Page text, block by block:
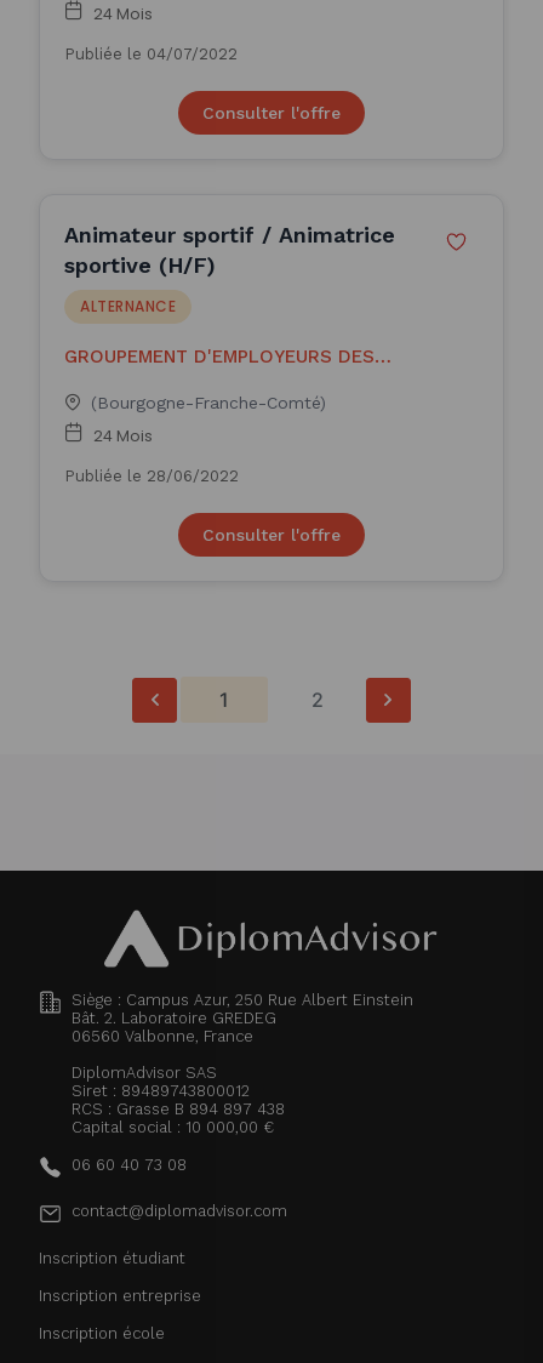
24 Mois
Publiée le 04/07/2022
Consulter l'offre
Animateur sportif / Animatrice
sportive (H/F)
ALTERNANCE
GROUPEMENT D'EMPLOYEURS DES
(Bourgogne-Franche-Comté)
24 Mois
Publiée le 28/06/2022
Consulter l'offre
1 2
Siège : Campus Azur, 250 Rue Albert Einstein
Bât. 2. Laboratoire GREDEG
06560 Valbonne, France
DiplomAdvisor SAS
Siret : 89489743800012
RCS : Grasse B 894 897 438
Capital social : 10 000,00 €
06 60 40 73 08
contact@diplomadvisor.com
Inscription étudiant
Inscription entreprise
Inscription école